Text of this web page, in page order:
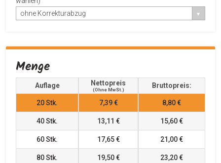
ohne Korrekturabzug
Menge
Auflage Nettopreis
(ohne MwSt.)
Bruttopreis:
20Stk. 7,39 € 8,80 €
40Stk. 13,11 € 15,60 €
60Stk. 17,65 € 21,00 €
80Stk. 19,50 € 23,20 €